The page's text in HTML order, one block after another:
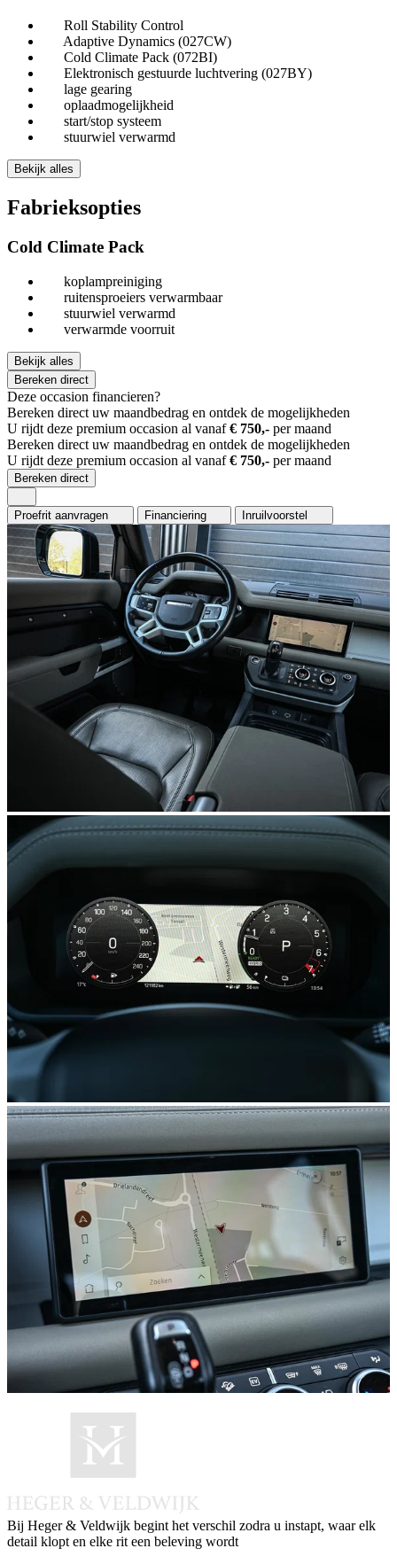
Roll Stability Control
Adaptive Dynamics (027CW)
Cold Climate Pack (072BI)
Elektronisch gestuurde luchtvering (027BY)
lage gearing
oplaadmogelijkheid
start/stop systeem
stuurwiel verwarmd
Bekijk alles
Fabrieksopties
Cold Climate Pack
koplampreiniging
ruitensproeiers verwarmbaar
stuurwiel verwarmd
verwarmde voorruit
Bekijk alles
Bereken direct
Deze occasion financieren?
Bereken direct uw maandbedrag en ontdek de mogelijkheden
U rijdt deze premium occasion al vanaf€ 750,- per maand
Bereken direct uw maandbedrag en ontdek de mogelijkheden
U rijdt deze premium occasion al vanaf€ 750,- per maand
Bereken direct
Proefrit aanvragen Financiering Inruilvoorstel
Bij Heger & Veldwijk begint het verschil zodra u instapt, waar elk
detail klopt en elke rit een beleving wordt